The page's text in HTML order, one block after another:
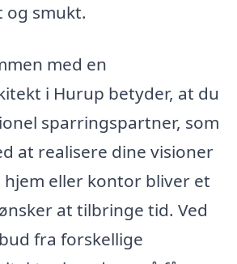
smukt.
med en
i Hurup betyder, at du
sparringspartner, som
at realisere dine visioner
eller kontor bliver et
at tilbringe tid. Ved
fra forskellige